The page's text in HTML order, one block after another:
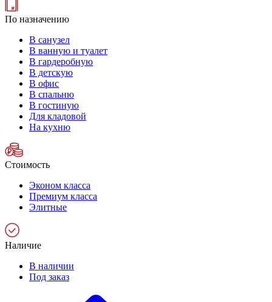
По назначению
В санузел
В ванную и туалет
В гардеробную
В детскую
В офис
В спальню
В гостиную
Для кладовой
На кухню
Стоимость
Эконом класса
Премиум класса
Элитные
Наличие
В наличии
Под заказ